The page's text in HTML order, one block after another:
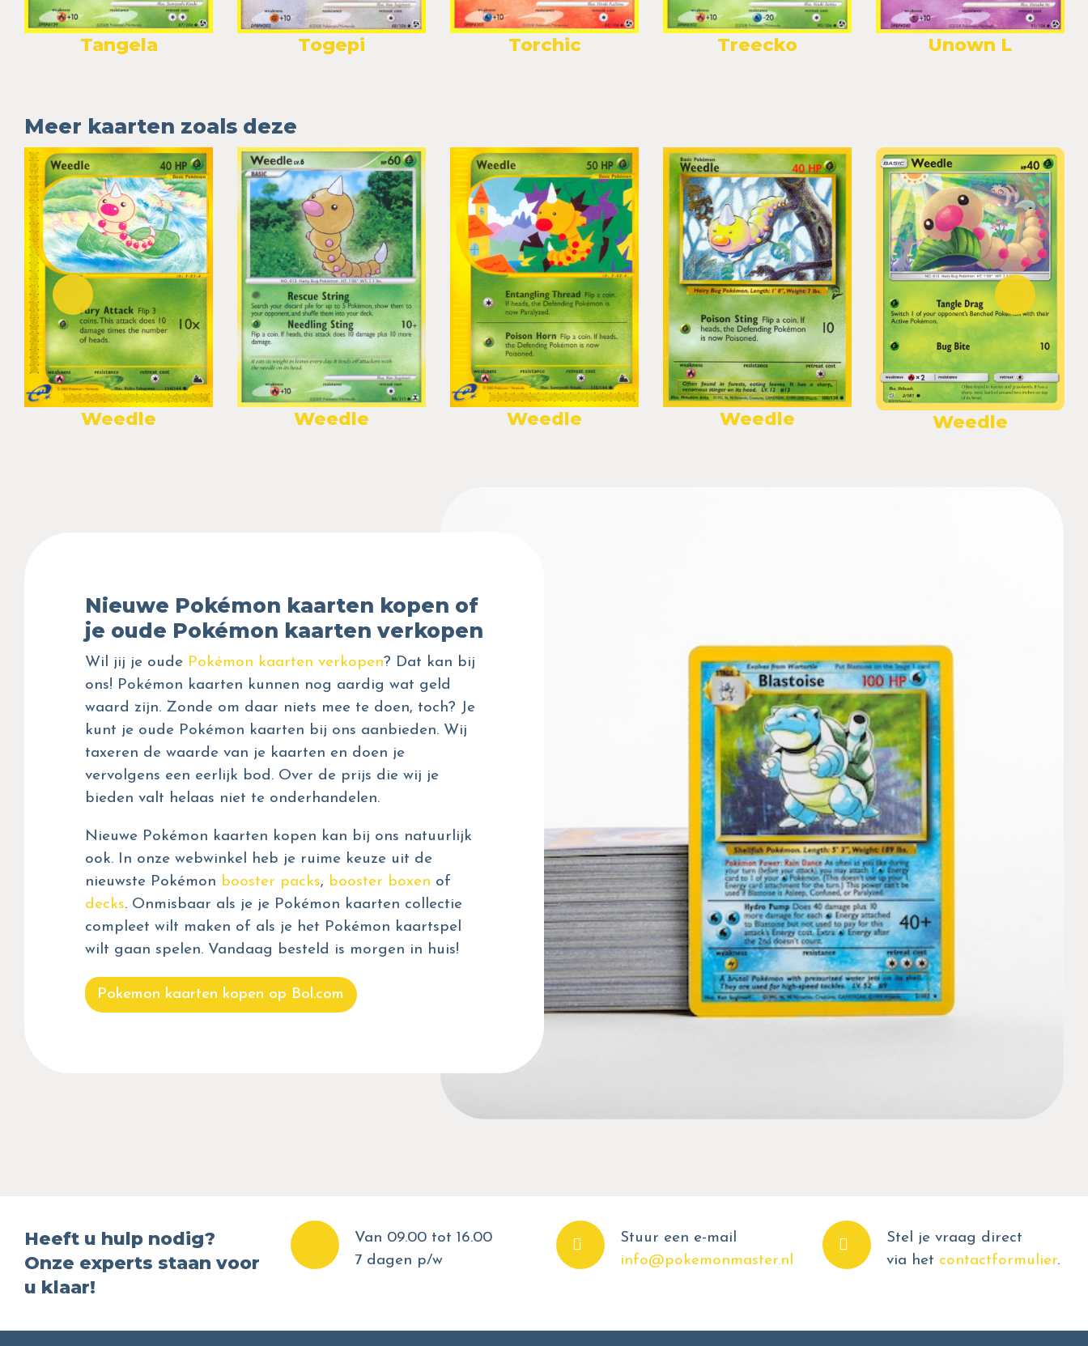
Tangela Togepi Torchic Treecko Unown L
Meer kaarten zoals deze
Weedle Weedle Weedle Weedle Weedle
Nieuwe Pokémon kaarten kopen of
je oude Pokémon kaarten verkopen
Wil jij je oude Pokémon kaarten verkopen? Dat kan bij
ons! Pokémon kaarten kunnen nog aardig wat geld
waard zijn. Zonde om daar niets mee te doen, toch? Je
kunt je oude Pokémon kaarten bij ons aanbieden. Wij
taxeren de waarde van je kaarten en doen je
vervolgens een eerlijk bod. Over de prijs die wij je
bieden valt helaas niet te onderhandelen.
Nieuwe Pokémon kaarten kopen kan bij ons natuurlijk
ook. In onze webwinkel heb je ruime keuze uit de
nieuwste Pokémon booster packs, booster boxen of
decks. Onmisbaar als je je Pokémon kaarten collectie
compleet wilt maken of als je het Pokémon kaartspel
wilt gaan spelen. Vandaag besteld is morgen in huis!
Pokemon kaarten kopen op Bol.com
Heeft u hulp nodig?
Onze experts staan voor
u klaar!
Van 09.00 tot 16.00
7 dagen p/w
Stuur een e-mail
info@pokemonmaster.nl
Stel je vraag direct
via het contactformulier.